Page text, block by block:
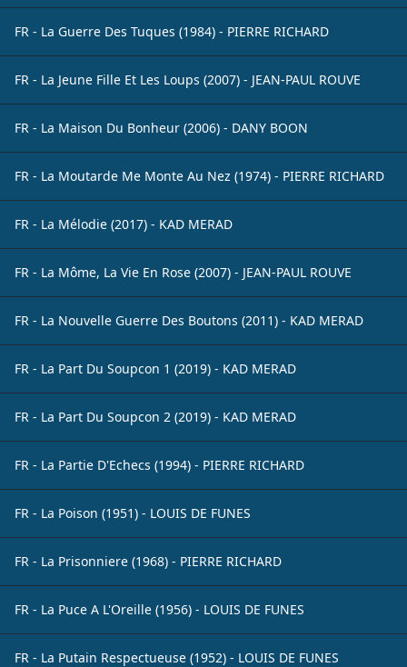
FR - La Guerre Des Tuques (1984) - PIERRE RICHARD
FR - La Jeune Fille Et Les Loups (2007) - JEAN-PAUL ROUVE
FR - La Maison Du Bonheur (2006) - DANY BOON
FR - La Moutarde Me Monte Au Nez (1974) - PIERRE RICHARD
FR - La Mélodie (2017) - KAD MERAD
FR - La Môme, La Vie En Rose (2007) - JEAN-PAUL ROUVE
FR - La Nouvelle Guerre Des Boutons (2011) - KAD MERAD
FR - La Part Du Soupcon 1 (2019) - KAD MERAD
FR - La Part Du Soupcon 2 (2019) - KAD MERAD
FR - La Partie D'Echecs (1994) - PIERRE RICHARD
FR - La Poison (1951) - LOUIS DE FUNES
FR - La Prisonniere (1968) - PIERRE RICHARD
FR - La Puce A L'Oreille (1956) - LOUIS DE FUNES
FR - La Putain Respectueuse (1952) - LOUIS DE FUNES